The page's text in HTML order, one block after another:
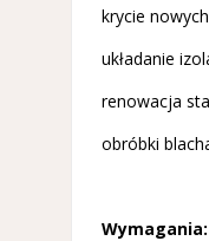
krycie
układanie
renowacja
obróbki
Wymagania: